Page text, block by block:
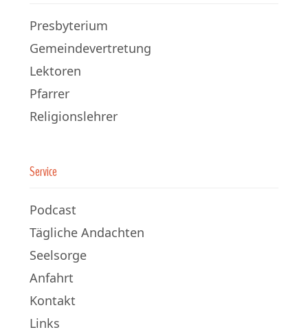
Presbyterium
Gemeindevertretung
Lektoren
Pfarrer
Religionslehrer
Service
Podcast
Tägliche Andachten
Seelsorge
Anfahrt
Kontakt
Links